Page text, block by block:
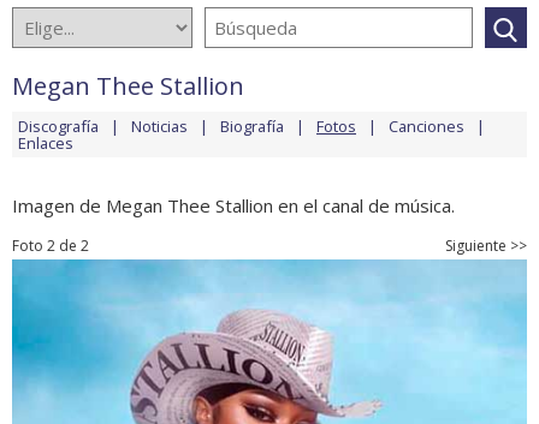
Megan Thee Stallion
Discografía Noticias Biografía Fotos Canciones
Enlaces
Imagen de Megan Thee Stallion en el canal de música.
Foto 2 de 2 Siguiente >>